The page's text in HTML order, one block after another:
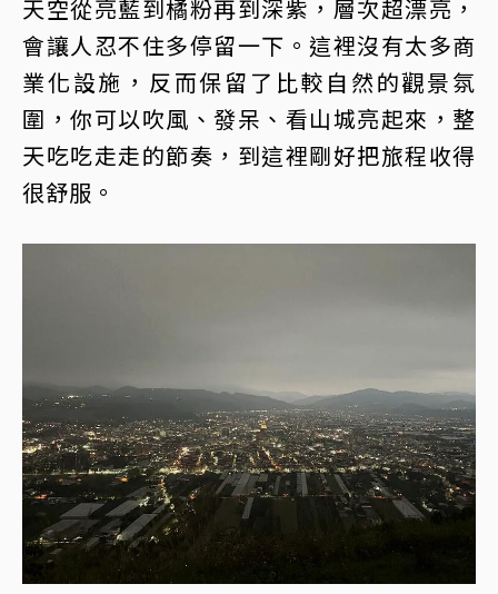
天空從亮藍到橘粉再到深紫，層次超漂亮，
會讓人忍不住多停留一下。這裡沒有太多商
業化設施，反而保留了比較自然的觀景氛
圍，你可以吹風、發呆、看山城亮起來，整
天吃吃走走的節奏，到這裡剛好把旅程收得
很舒服。